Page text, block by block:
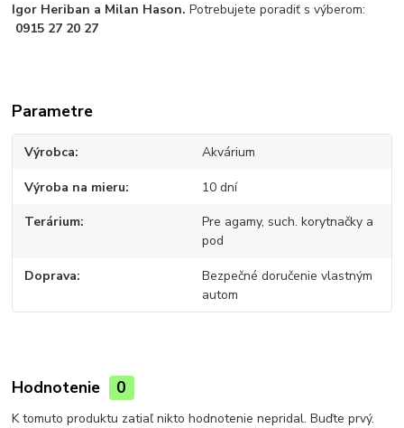
Igor Heriban a Milan Hason.Potrebujete poradiť s výberom:
0915 27 20 27
Parametre
Výrobca Akvárium
Výroba na mieru 10 dní
Terárium
Pre agamy, such. korytnačky a
pod
Doprava
Bezpečné doručenie vlastným
autom
Hodnotenie 0
K tomuto produktu zatiaľ nikto hodnotenie nepridal. Buďte prvý.